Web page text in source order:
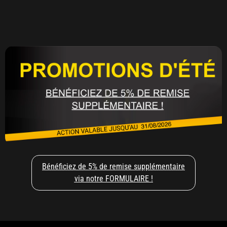
Bénéficiez de 5% de remise supplémentaire
via notre FORMULAIRE !